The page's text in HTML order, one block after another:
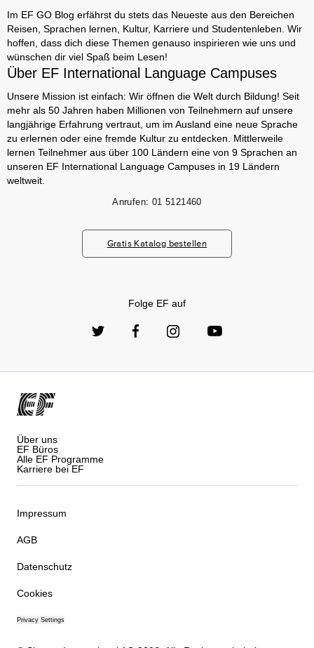
Im EF GO Blog erfährst du stets das Neueste aus den Bereichen
Reisen, Sprachen lernen, Kultur, Karriere und Studentenleben. Wir
hoffen, dass dich diese Themen genauso inspirieren wie uns und
wünschen dir viel Spaß beim Lesen!
Über EF International Language Campuses
Unsere Mission ist einfach: Wir öffnen die Welt durch Bildung! Seit
mehr als 50 Jahren haben Millionen von Teilnehmern auf unsere
langjährige Erfahrung vertraut, um im Ausland eine neue Sprache
zu erlernen oder eine fremde Kultur zu entdecken. Mittlerweile
lernen Teilnehmer aus über 100 Ländern eine von 9 Sprachen an
unseren EF International Language Campuses in 19 Ländern
weltweit.
Anrufen: 01 5121460
Gratis Katalog bestellen
Folge EF auf
Über uns
EF Büros
Alle EF Programme
Karriere bei EF
Impressum
AGB
Datenschutz
Cookies
Privacy Settings